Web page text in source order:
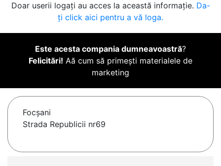
Doar userii logați au acces la această informație. Da-
ți click aici pentru a vă loga.
Este acesta compania dumneavoastră?
Felicitări! Aă cum să primești materialele de
marketing
Focşani
Strada Republicii nr69